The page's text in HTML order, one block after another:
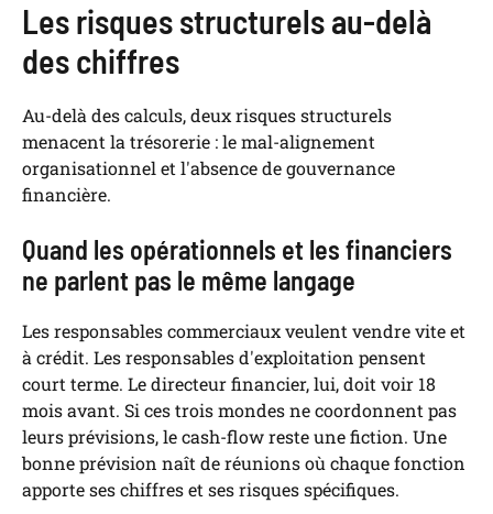
Les risques structurels au-delà
des chiffres
Au-delà des calculs, deux risques structurels
menacent la trésorerie : le mal-alignement
organisationnel et l'absence de gouvernance
financière.
Quand les opérationnels et les financiers
ne parlent pas le même langage
Les responsables commerciaux veulent vendre vite et
à crédit. Les responsables d'exploitation pensent
court terme. Le directeur financier, lui, doit voir 18
mois avant. Si ces trois mondes ne coordonnent pas
leurs prévisions, le cash-flow reste une fiction. Une
bonne prévision naît de réunions où chaque fonction
apporte ses chiffres et ses risques spécifiques.